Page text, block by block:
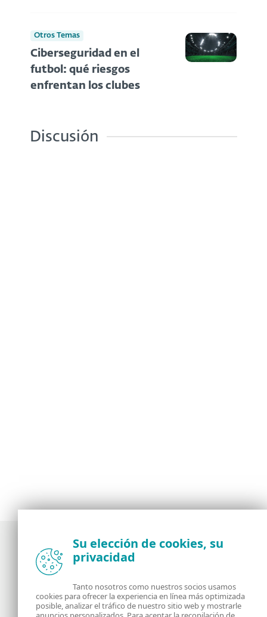
Otros Temas
Ciberseguridad en el
futbol: qué riesgos
enfrentan los clubes
Discusión
Noticias, opiniones y análisis de la comunidad de
seguridad de ESET
Acerca de RSS Feed
Su elección de cookies, su
privacidad
Tanto nosotros como nuestros socios usamos
cookies para ofrecer la experiencia en línea más optimizada
posible, analizar el tráfico de nuestro sitio web y mostrarle